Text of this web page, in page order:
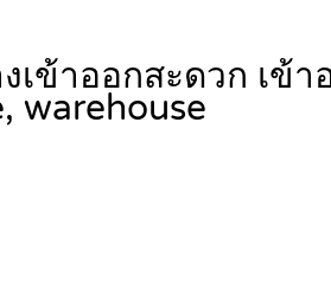
เข้าออกสะดวก เข้
warehouse